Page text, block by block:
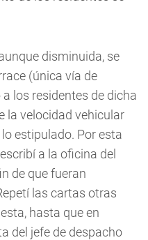
disminuida, se
(única vía de
los residentes de dicha
la velocidad vehicular
estipulado. Por esta
a la oficina del
de que fueran
las cartas otras
hasta que en
del jefe de despacho